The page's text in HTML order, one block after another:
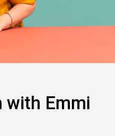
with Emmi